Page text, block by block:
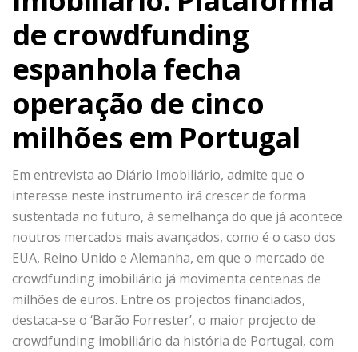
de crowdfunding
espanhola fecha
operação de cinco
milhões em Portugal
Em entrevista ao Diário Imobiliário, admite que o
interesse neste instrumento irá crescer de forma
sustentada no futuro, à semelhança do que já acontece
noutros mercados mais avançados, como é o caso dos
EUA, Reino Unido e Alemanha, em que o mercado de
crowdfunding imobiliário já movimenta centenas de
milhões de euros. Entre os projectos financiados,
destaca-se o ‘Barão Forrester’, o maior projecto de
crowdfunding imobiliário da história de Portugal, com